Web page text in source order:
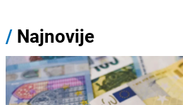
/ Najnovije